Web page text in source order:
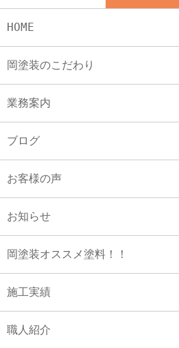
HOME
岡塗装のこだわり
業務案内
ブログ
お客様の声
お知らせ
岡塗装オススメ塗料！！
施工実績
職人紹介